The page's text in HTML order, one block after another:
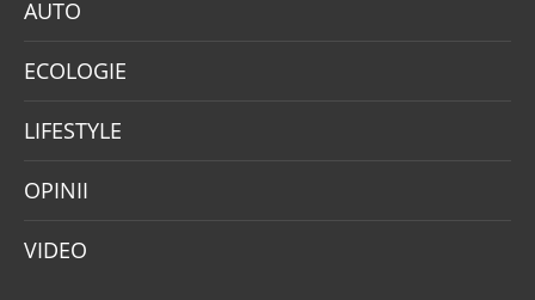
AUTO
ECOLOGIE
LIFESTYLE
OPINII
VIDEO